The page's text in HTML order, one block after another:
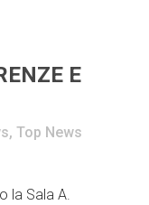
E
, Top News
la Sala A.